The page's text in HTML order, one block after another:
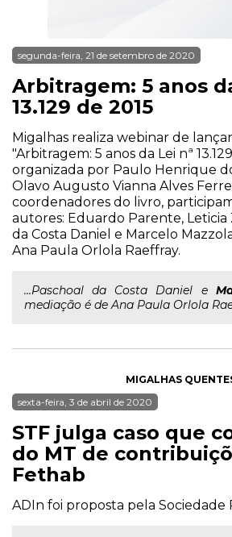
segunda-feira, 21 de setembro de 2020
Arbitragem: 5 anos
13.129 de 2015
Migalhas realiza webinar de
"Arbitragem: 5 anos da Lei nª
organizada por Paulo Henrique
Olavo Augusto Vianna Alves
coordenadores do livro,
autores: Eduardo Parente, Leticia
da Costa Daniel e Marcelo
Ana Paula Orlola Raeffray.
...Paschoal da Costa Daniel e
mediação é de Ana Paula Orlola
MIGALHAS
sexta-feira, 3 de abril de 2020
STF julga caso que
do MT de
Fethab
ADIn foi proposta pela Sociedade